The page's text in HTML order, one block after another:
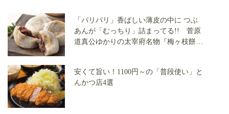
「パリパリ」香ばしい薄皮の中に つぶ
あんが「むっちり」詰まってる!! 菅原
道真公ゆかりの太宰府名物『梅ヶ枝餅』
安くて旨い！1100円～の「普段使い」と
んかつ店4選